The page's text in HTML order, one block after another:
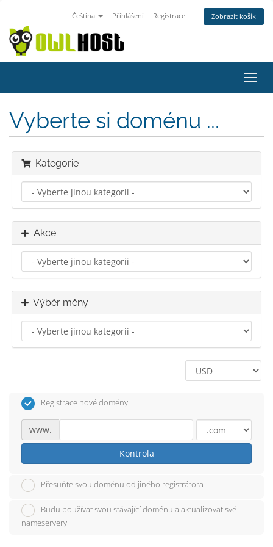
Čeština Přihlášení Registrace Zobrazit košík
Vyberte si doménu ...
Kategorie
Akce
Výběr měny
Registrace nové domény
www.
Kontrola
Přesuňte svou doménu od jiného registrátora
Budu používat svou stávající doménu a aktualizovat své
nameservery